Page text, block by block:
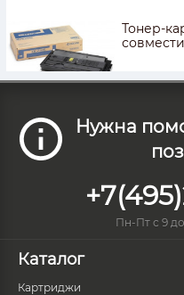
Тонер-
Нужна
Пн-Пт с 9
Каталог
Картриджи